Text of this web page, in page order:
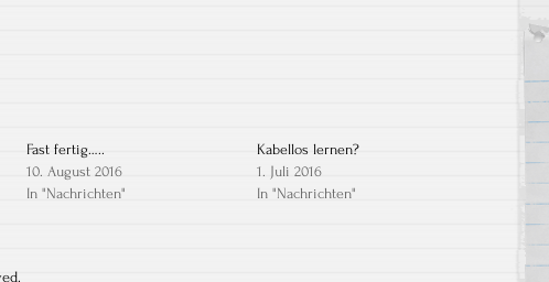
Fast fertig…..
10. August 2016
In "Nachrichten"
Kabellos lernen?
1. Juli 2016
In "Nachrichten"